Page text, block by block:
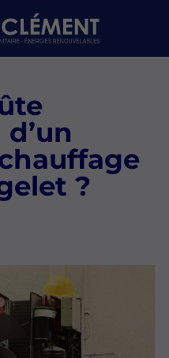
?